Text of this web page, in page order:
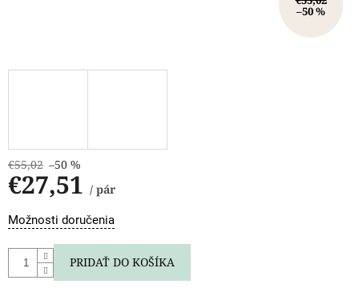
–50 %
€55,02 –50 %
€27,51 / pár
Jednotková
cena:
Možnosti doručenia
PRIDAŤ DO KOŠÍKA